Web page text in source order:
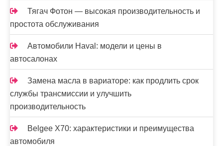
Тягач Фотон — высокая производительность и
простота обслуживания
Автомобили Haval: модели и цены в
автосалонах
Замена масла в вариаторе: как продлить срок
службы трансмиссии и улучшить
производительность
Belgee X70: характеристики и преимущества
автомобиля